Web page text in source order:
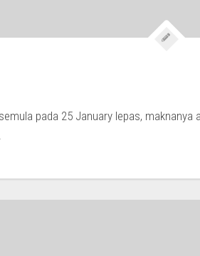
pada 25 January lepas,